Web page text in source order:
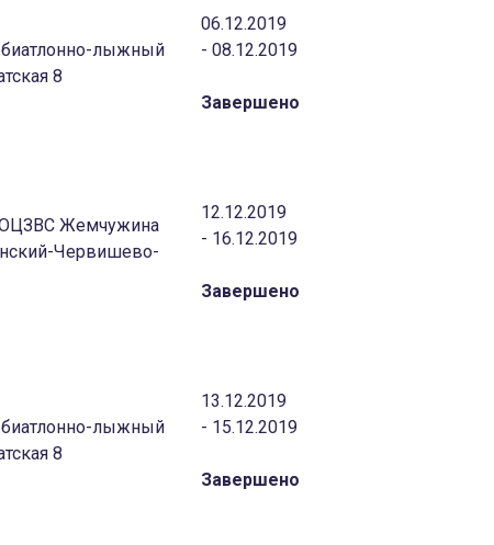
биатлонно-лыжный
8
06.12.2019
- 08.12.2019
Завершено
Жемчужина
Червишево-
12.12.2019
- 16.12.2019
Завершено
биатлонно-лыжный
8
13.12.2019
- 15.12.2019
Завершено